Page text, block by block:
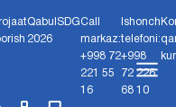
Qabul
2026
SDGCall
markaz:
+998 72
221 55
16
Ishonch
telefoni:
+998
72 226
68 10